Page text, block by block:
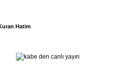
Hatim